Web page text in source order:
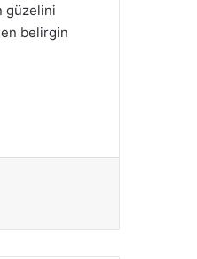
güzelini
en belirgin